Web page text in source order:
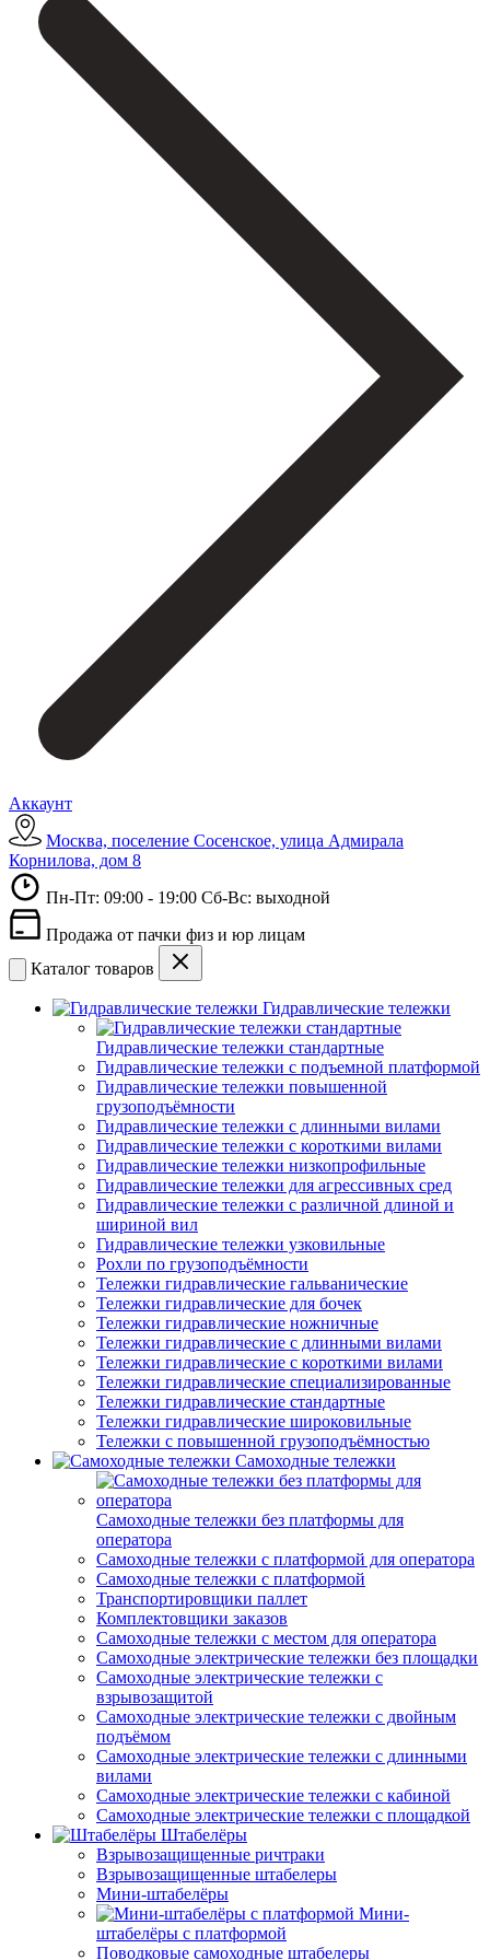
Аккаунт
Москва, поселение Сосенское, улица Адмирала
Корнилова, дом 8
Пн-Пт: 09:00 - 19:00 Сб-Вс: выходной
Продажа от пачки физ и юр лицам
Каталог товаров
Гидравлические тележки
Гидравлические тележки стандартные
Гидравлические тележки с подъемной платформой
Гидравлические тележки повышенной
грузоподъёмности
Гидравлические тележки с длинными вилами
Гидравлические тележки с короткими вилами
Гидравлические тележки низкопрофильные
Гидравлические тележки для агрессивных сред
Гидравлические тележки с различной длиной и
шириной вил
Гидравлические тележки узковильные
Рохли по грузоподъёмности
Тележки гидравлические гальванические
Тележки гидравлические для бочек
Тележки гидравлические ножничные
Тележки гидравлические с длинными вилами
Тележки гидравлические с короткими вилами
Тележки гидравлические специализированные
Тележки гидравлические стандартные
Тележки гидравлические широковильные
Тележки с повышенной грузоподъёмностью
Самоходные тележки
Самоходные тележки без платформы для
оператора
Самоходные тележки с платформой для оператора
Самоходные тележки с платформой
Транспортировщики паллет
Комплектовщики заказов
Самоходные тележки с местом для оператора
Самоходные электрические тележки без площадки
Самоходные электрические тележки с
взрывозащитой
Самоходные электрические тележки с двойным
подъёмом
Самоходные электрические тележки с длинными
вилами
Самоходные электрические тележки с кабиной
Самоходные электрические тележки с площадкой
Штабелёры
Взрывозащищенные ричтраки
Взрывозащищенные штабелеры
Мини-штабелёры
Мини-
штабелёры с платформой
Поводковые самоходные штабелеры